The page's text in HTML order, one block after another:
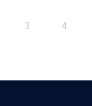
3 4